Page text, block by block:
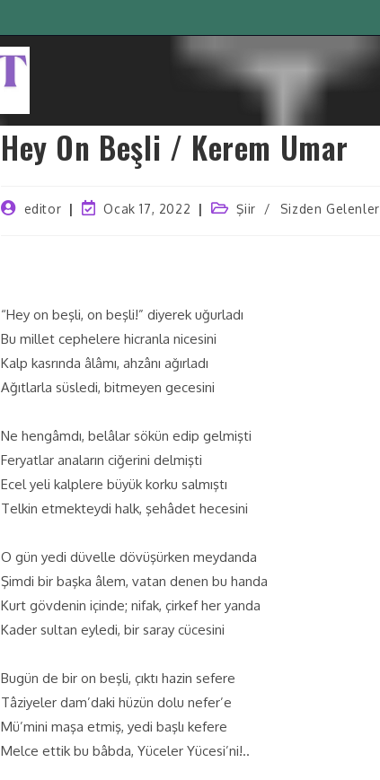
Hey On Beşli / Kerem Umar
editor Ocak 17, 2022 Şiir / Sizden Gelenler
“Hey on beşli, on beşli!” diyerek uğurladı
Bu millet cephelere hicranla nicesini
Kalp kasrında âlâmı, ahzânı ağırladı
Ağıtlarla süsledi, bitmeyen gecesini
Ne hengâmdı, belâlar sökün edip gelmişti
Feryatlar anaların ciğerini delmişti
Ecel yeli kalplere büyük korku salmıştı
Telkin etmekteydi halk, şehâdet hecesini
O gün yedi düvelle dövüşürken meydanda
Şimdi bir başka âlem, vatan denen bu handa
Kurt gövdenin içinde; nifak, çirkef her yanda
Kader sultan eyledi, bir saray cücesini
Bugün de bir on beşli, çıktı hazin sefere
Tâziyeler dam’daki hüzün dolu nefer’e
Mü’mini maşa etmiş, yedi başlı kefere
Melce ettik bu bâbda, Yüceler Yücesi’ni!..